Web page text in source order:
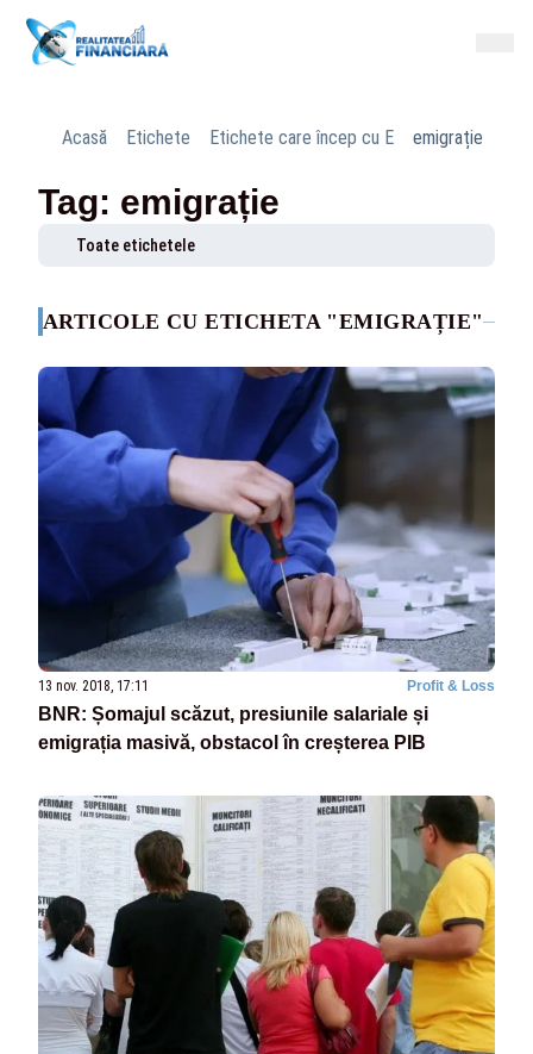
Acasă Etichete Etichete care încep cu E emigrație
Tag: emigrație
Toate etichetele
ARTICOLE CU ETICHETA "EMIGRAȚIE"
13 nov. 2018, 17:11 Profit & Loss
BNR: Șomajul scăzut, presiunile salariale și
emigrația masivă, obstacol în creșterea PIB